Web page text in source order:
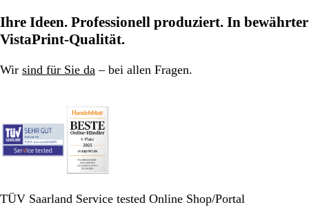
Ihre Ideen. Professionell produziert. In bewährter
VistaPrint-Qualität.
Wir sind für Sie da – bei allen Fragen.
TÜV Saarland Service tested Online Shop/Portal